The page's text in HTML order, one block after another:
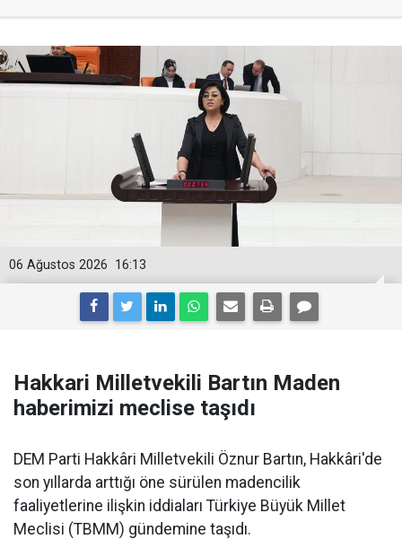
16:13
06 Ağustos 2026
Hakkari Milletvekili Bartın Maden
haberimizi meclise taşıdı
DEM Parti Hakkâri Milletvekili Öznur Bartın, Hakkâri'de
son yıllarda arttığı öne sürülen madencilik
faaliyetlerine ilişkin iddiaları Türkiye Büyük Millet
Meclisi (TBMM) gündemine taşıdı.